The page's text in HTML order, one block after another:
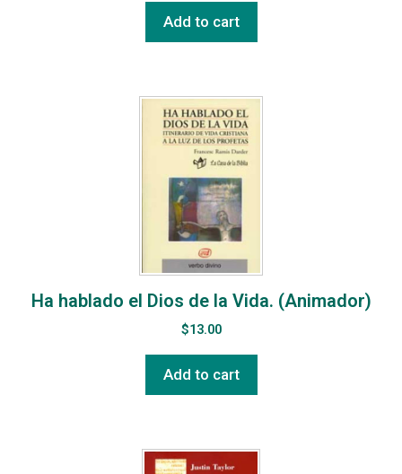
Add to cart
Ha hablado el Dios de la Vida. (Animador)
$13.00
Add to cart